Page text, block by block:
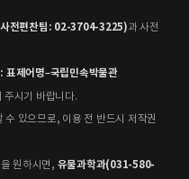
전편찬팀: 02-3704-3225)과 사전
표제어명–국립민속박물관
주시기 바랍니다.
있으므로, 이용 전 반드시 저작권
원하시면, 유물과학과(031-580-